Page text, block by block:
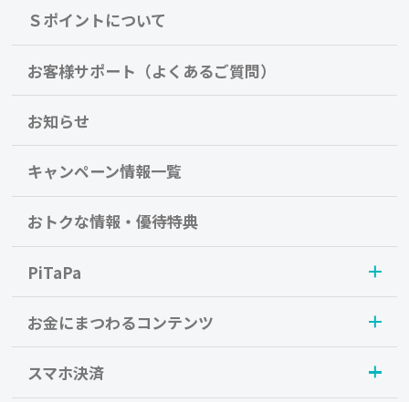
Ｓポイントについて
お客様サポート（よくあるご質問）
お知らせ
キャンペーン情報一覧
おトクな情報・優待特典
PiTaPa
お金にまつわるコンテンツ
スマホ決済